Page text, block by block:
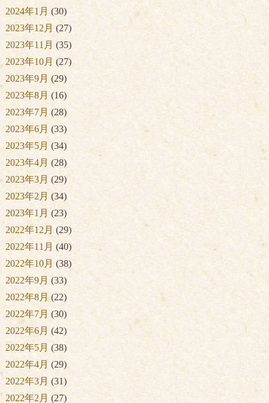
2024年1月 (30)
2023年12月 (27)
2023年11月 (35)
2023年10月 (27)
2023年9月 (29)
2023年8月 (16)
2023年7月 (28)
2023年6月 (33)
2023年5月 (34)
2023年4月 (28)
2023年3月 (29)
2023年2月 (34)
2023年1月 (23)
2022年12月 (29)
2022年11月 (40)
2022年10月 (38)
2022年9月 (33)
2022年8月 (22)
2022年7月 (30)
2022年6月 (42)
2022年5月 (38)
2022年4月 (29)
2022年3月 (31)
2022年2月 (27)